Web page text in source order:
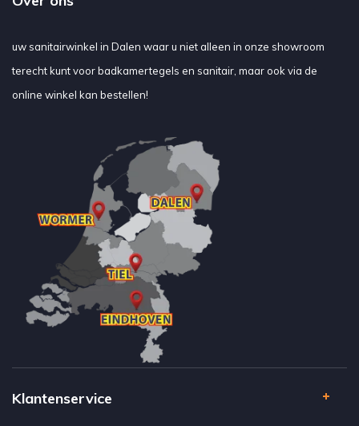
uw sanitairwinkel in Dalen waar u niet alleen in onze showroom
terecht kunt voor badkamertegels en sanitair, maar ook via de
online winkel kan bestellen!
Klantenservice